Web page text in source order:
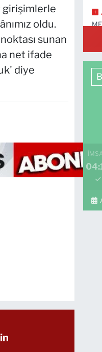
girişimlerle
oldu.
sunan
net ifade
diye